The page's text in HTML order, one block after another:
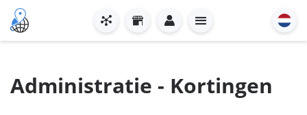
Administratie - Kortingen